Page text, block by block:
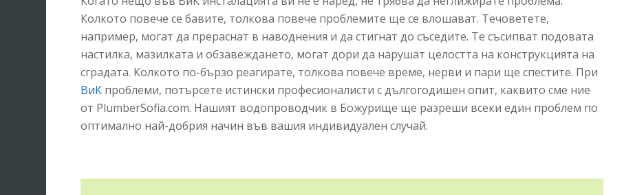
Колкото повече се бавите, толкова повече проблемите ще се влошават. Течоветете,
например, могат да прераснат в наводнения и да стигнат до съседите. Те съсипват подовата
настилка, мазилката и обзавеждането, могат дори да нарушат целостта на конструкцията на
сградата. Колкото по-бързо реагирате, толкова повече време, нерви и пари ще спестите. При
ВиК проблеми, потърсете истински професионалисти с дългогодишен опит, каквито сме ние
от PlumberSofia.com. Нашият водопроводчик в Божурище ще разреши всеки един проблем по
оптимално най-добрия начин във вашия индивидуален случай.